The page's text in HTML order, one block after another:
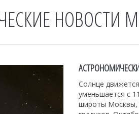
НОВОСТИ
Солнце
уменьшается с
широты Москвы,